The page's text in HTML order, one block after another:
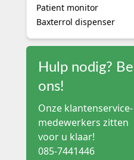
Patient monitor
Baxterrol dispenser
Hulp nodig? Bel
ons!
Onze klantenservice-
medewerkers zitten
voor u klaar!
085-7441446